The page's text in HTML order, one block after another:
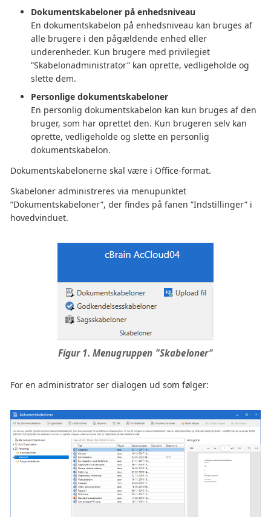
Dokumentskabeloner på enhedsniveau
En dokumentskabelon på enhedsniveau kan bruges af
alle brugere i den pågældende enhed eller
underenheder. Kun brugere med privilegiet
”Skabelonadministrator” kan oprette, vedligeholde og
slette dem.
Personlige dokumentskabeloner
En personlig dokumentskabelon kan kun bruges af den
bruger, som har oprettet den. Kun brugeren selv kan
oprette, vedligeholde og slette en personlig
dokumentskabelon.
Dokumentskabelonerne skal være i Office-format.
Skabeloner administreres via menupunktet
”Dokumentskabeloner”, der findes på fanen ”Indstillinger” i
hovedvinduet.
Figur 1. Menugruppen "Skabeloner"
For en administrator ser dialogen ud som følger: